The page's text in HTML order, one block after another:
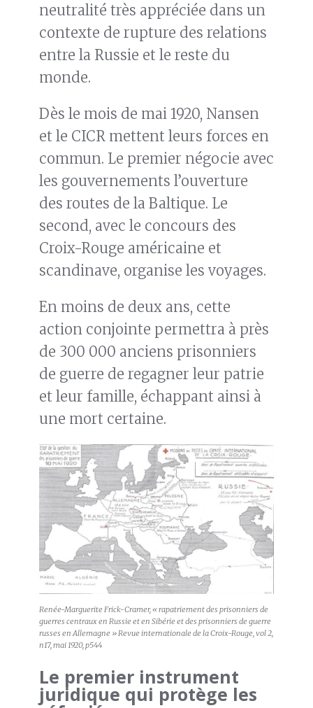
neutralité très appréciée dans un
contexte de rupture des relations
entre la Russie et le reste du
monde.
Dès le mois de mai 1920, Nansen
et le CICR mettent leurs forces en
commun. Le premier négocie avec
les gouvernements l’ouverture
des routes de la Baltique. Le
second, avec le concours des
Croix-Rouge américaine et
scandinave, organise les voyages.
En moins de deux ans, cette
action conjointe permettra à près
de 300 000 anciens prisonniers
de guerre de regagner leur patrie
et leur famille, échappant ainsi à
une mort certaine.
Renée-Marguerite Frick-Cramer, « rapatriement des prisonniers de
guerres centraux en Russie et en Sibérie et des prisonniers de guerre
russes en Allemagne » Revue internationale de la Croix-Rouge, vol 2,
n17, mai 1920, p544
Le premier instrument
juridique qui protège les